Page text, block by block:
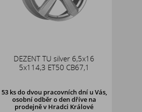
DEZENT TU silver 6,5x16
5x114,3 ET50 CB67,1
53 ksdo dvou pracovních dní u Vás,
osobní odběr o den dřívena
prodejně v Hradci Králové